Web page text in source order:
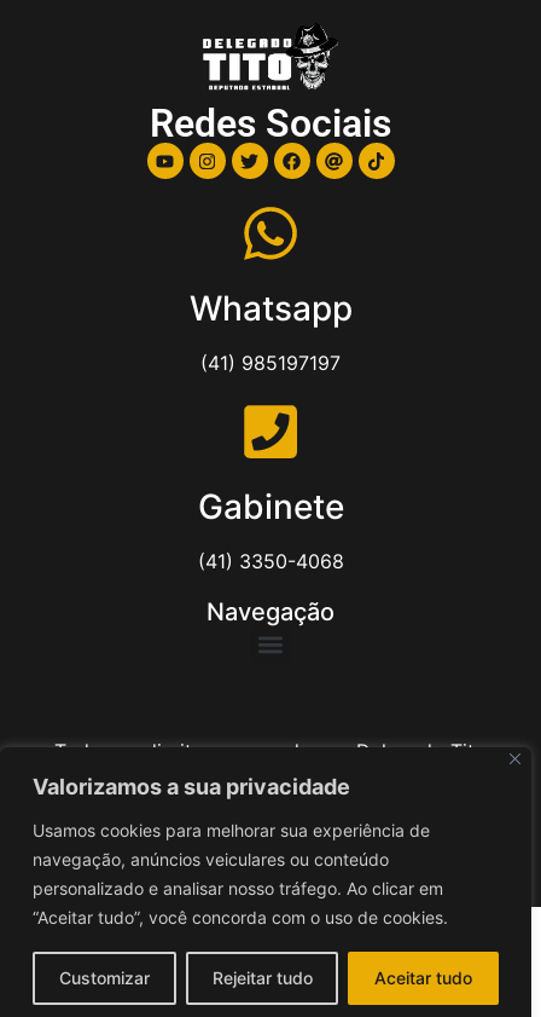
Valorizamos a sua privacidade
Usamos cookies para melhorar sua experiência de
navegação, anúncios veiculares ou conteúdo
personalizado e analisar nosso tráfego. Ao clicar em
“Aceitar tudo”, você concorda com o uso de cookies.
Customizar Rejeitar tudo Aceitar tudo
Redes Sociais
Whatsapp
(41) 985197197
Gabinete
(41) 3350-4068
Navegação
Todos os direitos reservados ao Delegado Tito
Barichello
Desenvolvido poriv3